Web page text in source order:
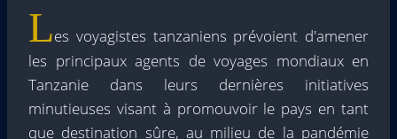
Les voyagistes tanzaniens prévoient d'amener
les principaux agents de voyages mondiaux en
Tanzanie dans leurs dernières initiatives
minutieuses visant à promouvoir le pays en tant
que destination sûre, au milieu de la pandémie